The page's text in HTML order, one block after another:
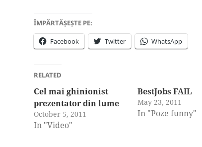
ÎMPĂRTĂȘEȘTE PE:
Facebook Twitter WhatsApp
RELATED
Cel mai ghinionist
prezentator din lume
October 5, 2011
In "Video"
BestJobs FAIL
May 23, 2011
In "Poze funny"